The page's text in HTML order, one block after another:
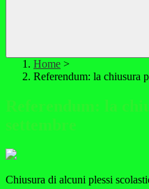
Home >
Referendum: la chiusura
Referendum: la
settembre
Chiusura di alcuni plessi